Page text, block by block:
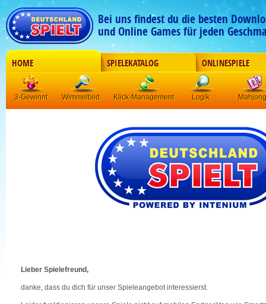
Bei uns findest du die besten
und Online Games für jeden
HOME SPIELEKATALOG ONLINESPIELE
3-Gewinnt Wimmelbild Klick-Management Logik Mahjong
Lieber Spielefreund,
danke, dass du dich für unser Spieleangebot interessierst.